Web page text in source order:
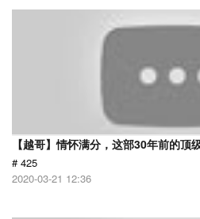
【越哥】情怀满分，这部30年前的顶
# 425
2020-03-21 12:36